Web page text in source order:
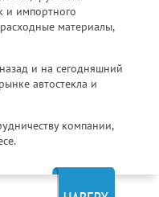
и импортного
материалы,
и на сегодняшний
автостекла и
компании,